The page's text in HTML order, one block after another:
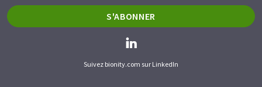
S'ABONNER
Suivez bionity.com sur LinkedIn